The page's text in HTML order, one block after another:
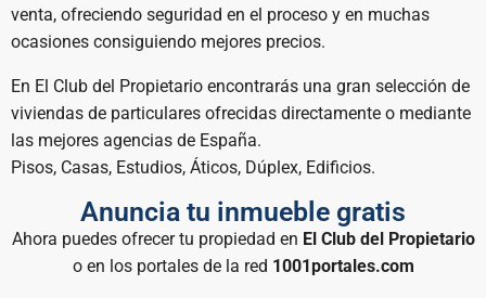
venta, ofreciendo seguridad en el proceso y en muchas
ocasiones consiguiendo mejores precios.
En El Club del Propietario encontrarás una gran selección de
viviendas de particulares ofrecidas directamente o mediante
las mejores agencias de España.
Pisos, Casas, Estudios, Áticos, Dúplex, Edificios.
Anuncia tu inmueble gratis
Ahora puedes ofrecer tu propiedad en El Club del Propietario
o en los portales de la red 1001portales.com